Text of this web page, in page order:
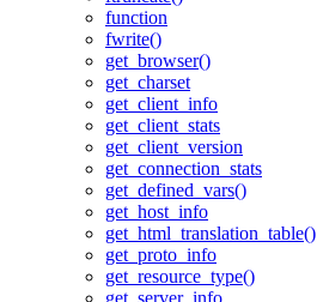
function
fwrite()
get_browser()
get_charset
get_client_info
get_client_stats
get_client_version
get_connection_stats
get_defined_vars()
get_host_info
get_html_translation_table()
get_proto_info
get_resource_type()
get_server_info